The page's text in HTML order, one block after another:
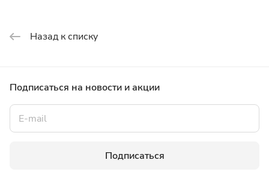
Назад к списку
Подписаться на новости и акции
Подписаться